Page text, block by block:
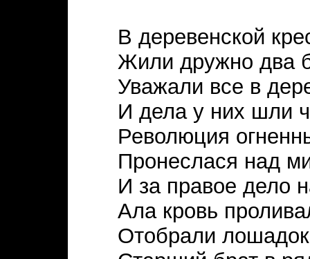
В деревенской
Жили дружно два
Уважали все в
И дела у них шли
Революция
Пронеслася над
И за правое дело
Ала кровь
Отобрали